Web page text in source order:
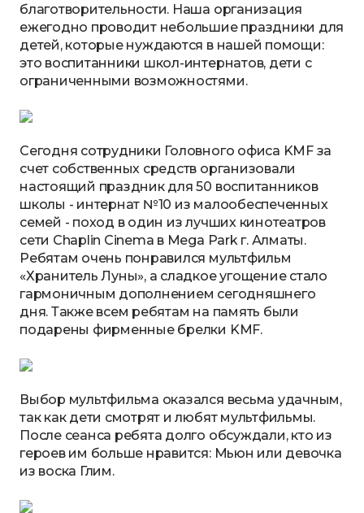
благотворительности. Наша организация
ежегодно проводит небольшие праздники для
детей, которые нуждаются в нашей помощи:
это воспитанники школ-интернатов, дети с
ограниченными возможностями.
Сегодня сотрудники Головного офиса KMF за
счет собственных средств организовали
настоящий праздник для 50 воспитанников
школы - интернат №10 из малообеспеченных
семей - поход в один из лучших кинотеатров
сети Chaplin Cinema в Mega Park г. Алматы.
Ребятам очень понравился мультфильм
«Хранитель Луны», а сладкое угощение стало
гармоничным дополнением сегодняшнего
дня. Также всем ребятам на память были
подарены фирменные брелки KMF.
Выбор мультфильма оказался весьма удачным,
так как дети смотрят и любят мультфильмы.
После сеанса ребята долго обсуждали, кто из
героев им больше нравится: Мьюн или девочка
из воска Глим.